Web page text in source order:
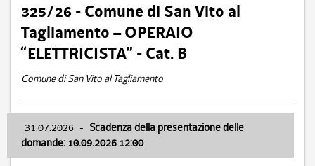
325/26 - Comune di San Vito al
Tagliamento – OPERAIO
“ELETTRICISTA” - Cat. B
Comune di San Vito al Tagliamento
31.07.2026 - Scadenza della presentazione delle
domande: 10.09.2026 12:00